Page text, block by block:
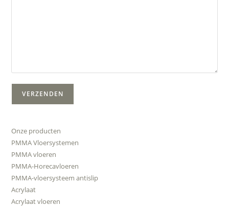
Onze producten
PMMA Vloersystemen
PMMA vloeren
PMMA-Horecavloeren
PMMA-vloersysteem antislip
Acrylaat
Acrylaat vloeren